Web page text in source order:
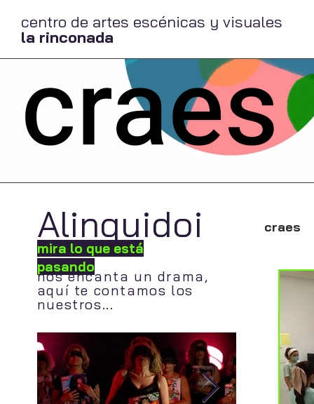
centro de artes escénicas y visuales
la rinconada
craes
nos encanta un drama,
aquí te contamos los
nuestros...
mira lo que está
pasando
Alinquidoi craes